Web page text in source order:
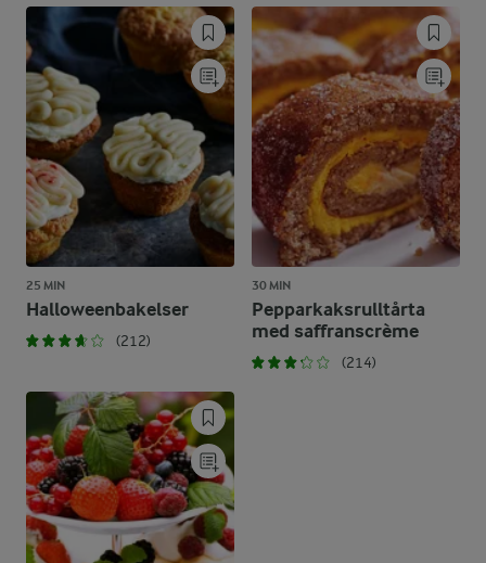
25 MIN
Halloweenbakelser
(212)
30 MIN
Pepparkaksrulltårta
med saffranscrème
(214)